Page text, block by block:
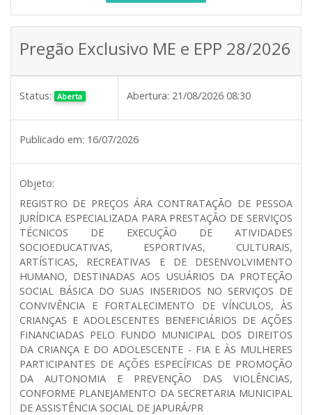
Pregão Exclusivo ME e EPP 28/2026
Status: Aberta Abertura: 21/08/2026 08:30
Publicado em: 16/07/2026
Objeto:
REGISTRO DE PREÇOS ÁRA CONTRATAÇÃO DE PESSOA
JURÍDICA ESPECIALIZADA PARA PRESTAÇÃO DE SERVIÇOS
TÉCNICOS DE EXECUÇÃO DE ATIVIDADES
SOCIOEDUCATIVAS, ESPORTIVAS, CULTURAIS,
ARTÍSTICAS, RECREATIVAS E DE DESENVOLVIMENTO
HUMANO, DESTINADAS AOS USUÁRIOS DA PROTEÇÃO
SOCIAL BÁSICA DO SUAS INSERIDOS NO SERVIÇOS DE
CONVIVÊNCIA E FORTALECIMENTO DE VÍNCULOS, ÀS
CRIANÇAS E ADOLESCENTES BENEFICIÁRIOS DE AÇÕES
FINANCIADAS PELO FUNDO MUNICIPAL DOS DIREITOS
DA CRIANÇA E DO ADOLESCENTE - FIA E ÀS MULHERES
PARTICIPANTES DE AÇÕES ESPECÍFICAS DE PROMOÇÃO
DA AUTONOMIA E PREVENÇÃO DAS VIOLÊNCIAS,
CONFORME PLANEJAMENTO DA SECRETARIA MUNICIPAL
DE ASSISTÊNCIA SOCIAL DE JAPURÁ/PR